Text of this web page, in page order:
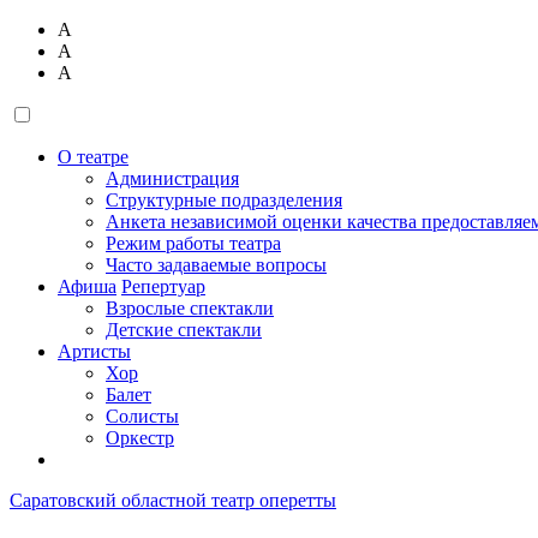
А
А
А
О театре
Администрация
Структурные подразделения
Анкета независимой оценки качества
Режим работы театра
Часто задаваемые вопросы
Афиша Репертуар
Взрослые спектакли
Детские спектакли
Артисты
Хор
Балет
Солисты
Оркестр
Саратовский областной театр оперетты